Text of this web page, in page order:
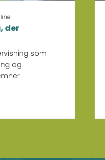
der
som
og